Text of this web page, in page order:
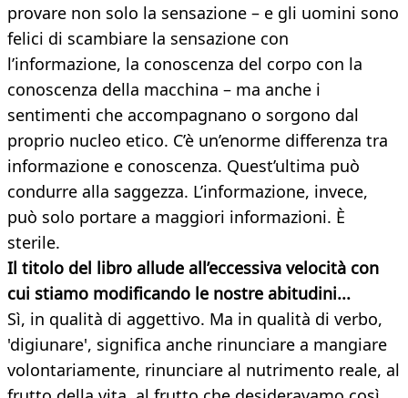
provare non solo la sensazione – e gli uomini sono
felici di scambiare la sensazione con
l’informazione, la conoscenza del corpo con la
conoscenza della macchina – ma anche i
sentimenti che accompagnano o sorgono dal
proprio nucleo etico. C’è un’enorme differenza tra
informazione e conoscenza. Quest’ultima può
condurre alla saggezza. L’informazione, invece,
può solo portare a maggiori informazioni. È
sterile.
Il titolo del libro allude all’eccessiva velocità con
cui stiamo modificando le nostre abitudini...
Sì, in qualità di aggettivo. Ma in qualità di verbo,
'digiunare', significa anche rinunciare a mangiare
volontariamente, rinunciare al nutrimento reale, al